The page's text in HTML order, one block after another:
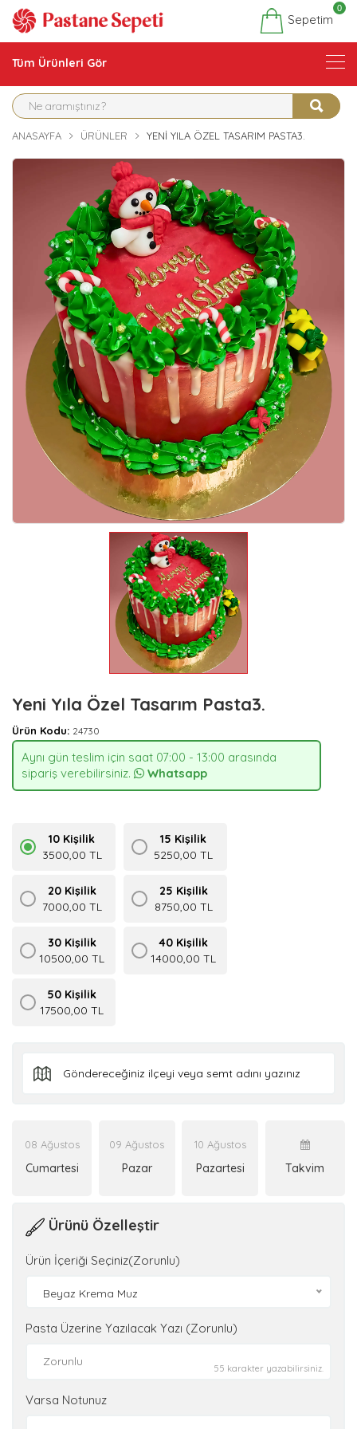
Sepetim
0
Tüm Ürünleri Gör
ANASAYFA ÜRÜNLER YENI YILA ÖZEL TASARIM PASTA3.
Yeni Yıla Özel Tasarım Pasta3.
Ürün Kodu: 24730
Aynı gün teslim için saat 07:00 - 13:00 arasında
sipariş verebilirsiniz.
Whatsapp
10 Kişilik
3500,00 TL
15 Kişilik
5250,00 TL
20 Kişilik
7000,00 TL
25 Kişilik
8750,00 TL
30 Kişilik
10500,00 TL
40 Kişilik
14000,00 TL
50 Kişilik
17500,00 TL
08 Ağustos
Cumartesi
09 Ağustos
Pazar
10 Ağustos
Pazartesi Takvim
Ürünü Özelleştir
Ürün İçeriği Seçiniz(Zorunlu)
Beyaz Krema Muz
Pasta Üzerine Yazılacak Yazı (Zorunlu)
55 karakter yazabilirsiniz.
Varsa Notunuz